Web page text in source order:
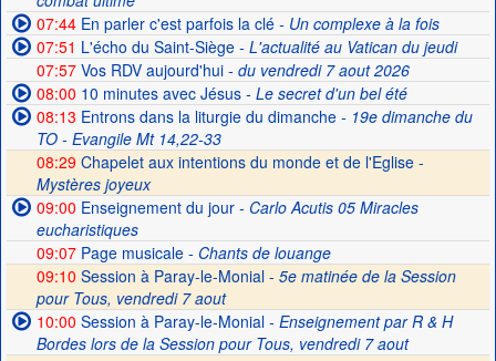
07:44En parler c'est parfois la clé- Un complexe à la fois
07:51 L'écho du Saint-Siège- L'actualité au Vatican du jeudi
07:57Vos RDV aujourd'hui- du vendredi 7 aout 2026
08:00 10 minutes avec Jésus- Le secret d'un bel été
08:13 Entrons dans la liturgie du dimanche- 19e dimanche du
TO - Evangile Mt 14,22-33
08:29 Chapelet aux intentions du monde et de l'Eglise -
Mystères joyeux
09:00 Enseignement du jour- Carlo Acutis 05 Miracles
eucharistiques
09:07Page musicale- Chants de louange
09:10 Session à Paray-le-Monial - 5e matinée de la Session
pour Tous, vendredi 7 aout
10:00 Session à Paray-le-Monial- Enseignement par R & H
Bordes lors de la Session pour Tous, vendredi 7 aout